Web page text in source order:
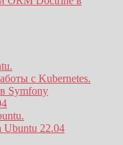
с Kubernetes.
Symfony
Ubuntu 22.04